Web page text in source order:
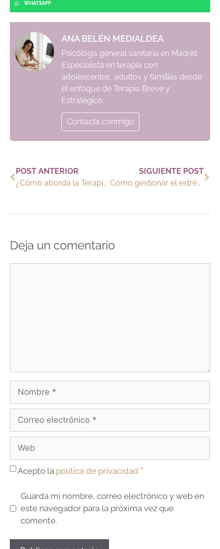
ANA BELÉN MEDIALDEA
Psicóloga general sanitaria en Madrid.
Especialista en terapia con
adolescentes, adultos y familias desde
el enfoque de Terapia Breve y
Estratégico.
Contacta conmigo
WHATSAPP
POST ANTERIOR
¿Cómo aborda la Terapia Breve Estratégica la Ansiedad?
SIGUIENTE POST
Cómo gestionar el estrés y la tristeza durante la Navidad
Deja un comentario
Acepto la política de privacidad *
Guarda mi nombre, correo electrónico y web en
este navegador para la próxima vez que
comente.